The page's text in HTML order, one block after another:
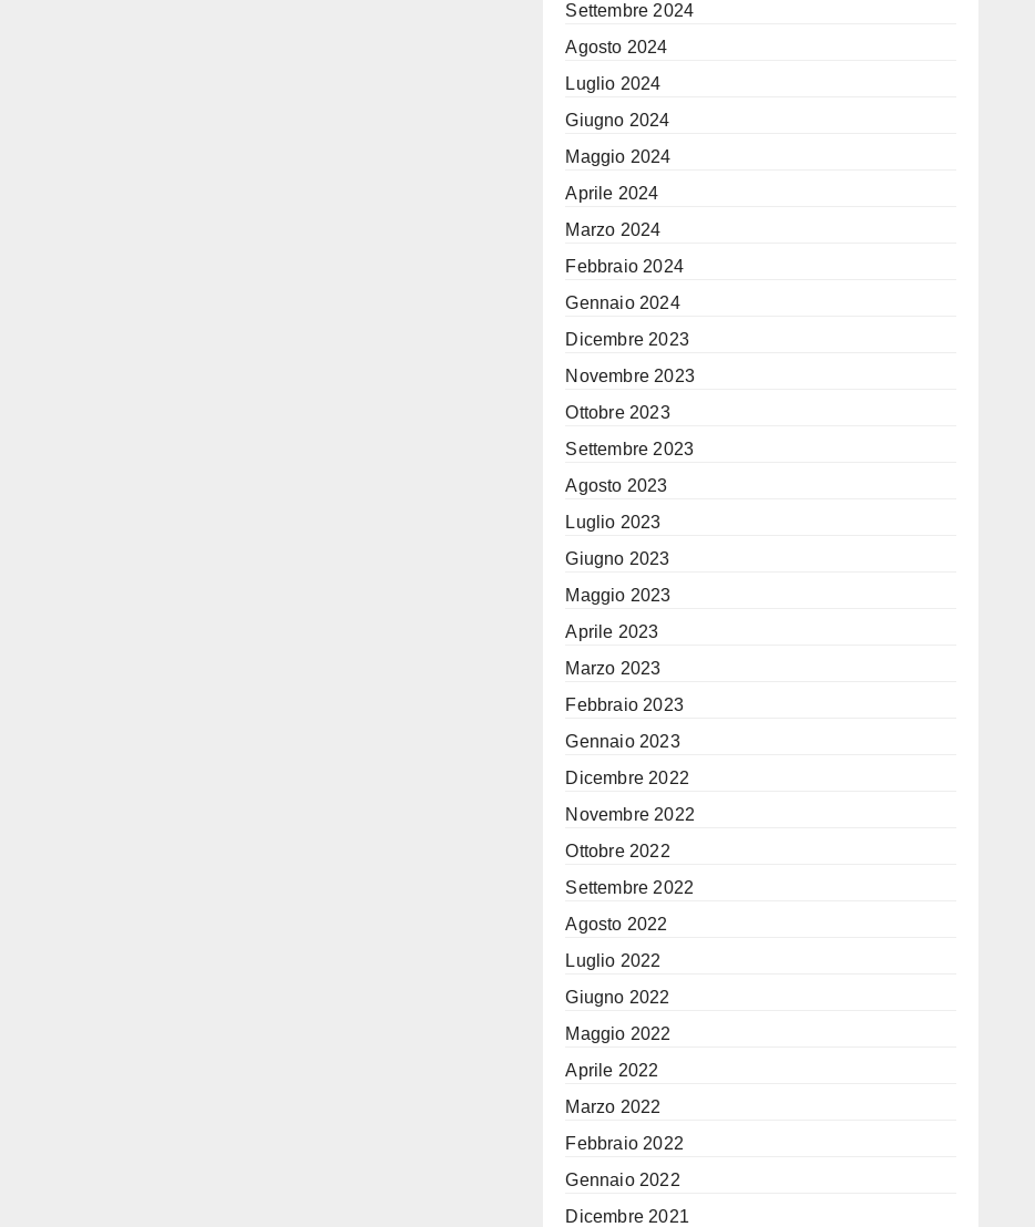
Settembre 2024
Agosto 2024
Luglio 2024
Giugno 2024
Maggio 2024
Aprile 2024
Marzo 2024
Febbraio 2024
Gennaio 2024
Dicembre 2023
Novembre 2023
Ottobre 2023
Settembre 2023
Agosto 2023
Luglio 2023
Giugno 2023
Maggio 2023
Aprile 2023
Marzo 2023
Febbraio 2023
Gennaio 2023
Dicembre 2022
Novembre 2022
Ottobre 2022
Settembre 2022
Agosto 2022
Luglio 2022
Giugno 2022
Maggio 2022
Aprile 2022
Marzo 2022
Febbraio 2022
Gennaio 2022
Dicembre 2021